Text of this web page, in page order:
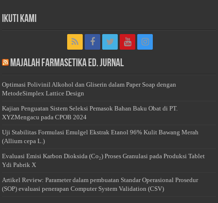
Ikuti Kami
Majalah Farmasetika Ed. Jurnal
Optimasi Polivinil Alkohol dan Gliserin dalam Paper Soap dengan
MetodeSimplex Lattice Design
Kajian Penguatan Sistem Seleksi Pemasok Bahan Baku Obat di PT.
XYZMengacu pada CPOB 2024
Uji Stabilitas Formulasi Emulgel Ekstrak Etanol 96% Kulit Bawang Merah
(Allium cepa L.)
Evaluasi Emisi Karbon Dioksida (Co₂) Proses Granulasi pada Produksi Tablet
Ydi Pabrik X
Artikel Review: Parameter dalam pembuatan Standar Operasional Prosedur
(SOP) evaluasi penerapan Computer System Validation (CSV)